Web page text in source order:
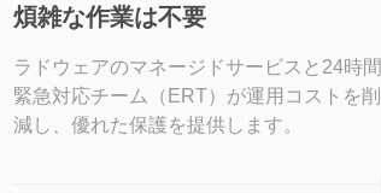
煩雑な作業は不要
ラドウェアのマネージドサービスと24時間
緊急対応チーム（ERT）が運用コストを削
減し、優れた保護を提供します。